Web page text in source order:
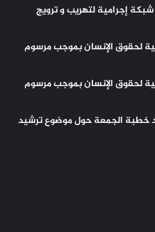
إجرامية لتهريب و ترويج
لحقوق الإنسان بموجب مرسوم
لحقوق الإنسان بموجب مرسوم
خطبة الجمعة حول موضوع ترشيد